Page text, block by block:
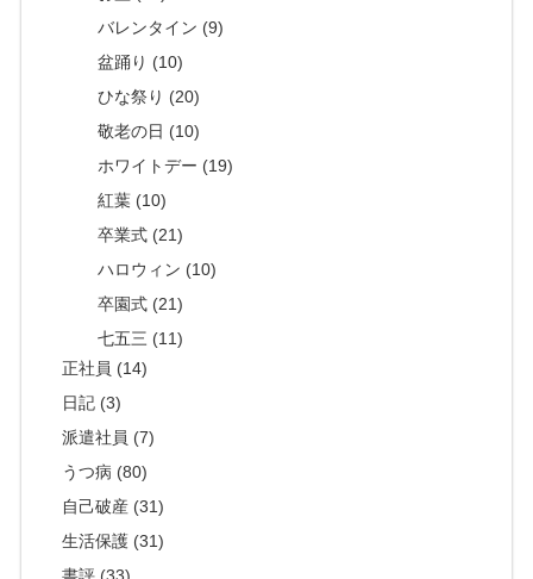
バレンタイン (9)
盆踊り (10)
ひな祭り (20)
敬老の日 (10)
ホワイトデー (19)
紅葉 (10)
卒業式 (21)
ハロウィン (10)
卒園式 (21)
七五三 (11)
正社員 (14)
日記 (3)
派遣社員 (7)
うつ病 (80)
自己破産 (31)
生活保護 (31)